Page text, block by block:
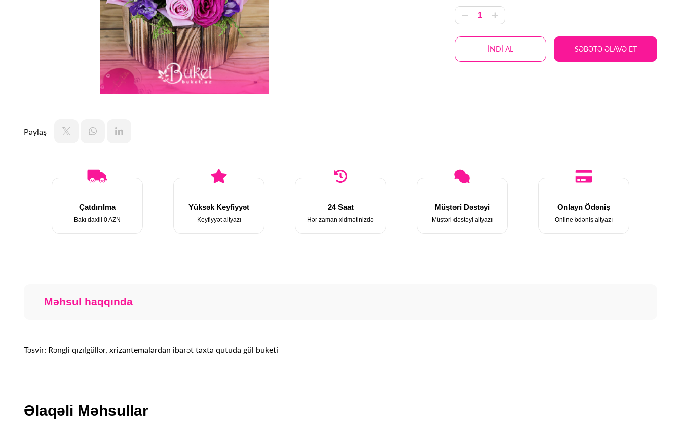
Paylaş
İNDİ AL SƏBƏTƏ ƏLAVƏ ET
Çatdırılma
Bakı daxili 0 AZN
Yüksək Keyfiyyət
Keyfiyyət altyazı
24 Saat
Hər zaman xidmətinizdə
Müştəri Dəstəyi
Müştəri dəstəyi altyazı
Onlayn Ödəniş
Online ödəniş altyazı
Məhsul haqqında
Təsvir: Rəngli qızılgüllər, xrizantemalardan ibarət taxta qutuda gül buketi
Əlaqəli Məhsullar